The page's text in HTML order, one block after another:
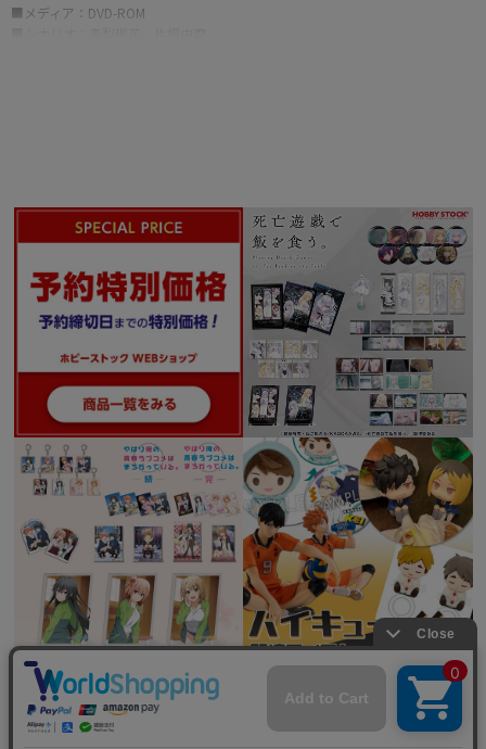
■メディア：DVD-ROM
そんな折、不思議な黒猫に導かれて学園の深部にある不思議な泉からアラビア
風の異世界に迷い込んでしまう。
その国では現実の学園での学友達がその世界の住人として存在し、現実世界と
は違う「もう一つの顔」をヒロインに見せる。そうして現実と異世界での生活
を交互に繰り返すようになった直後、異世界では舞台の原作である物語と同じ
出来事が起こり、最後には原作と同じ『悲劇の終末』が訪れる。
そして気がつけば現実の世界では時が戻り、美紅はまた原作の本を手渡され
やがて、美紅はやっと理解するのだった。この学園の現実世界と異世界は、鏡
のように対象的に影響を与え合いながら同じ時間を繰り返す、時間さえも切り
られた箱庭世界であるということに───。
美紅はその繰り返す悲劇を回避するために、愛した者の未来のため、自分の手
で二つの世界の繰り返す物語を徐々に書き換えていく。
これは、恋を知らなかった少女が誰よりも激しい恋に目覚めるまでの美しいお